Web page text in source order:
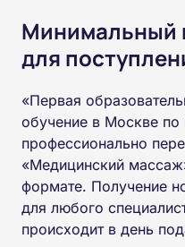
Минимальный
для
«Первая
обучение в Москве
профессионально
«Медицинский
формате. Получение
для любого
происходит в день